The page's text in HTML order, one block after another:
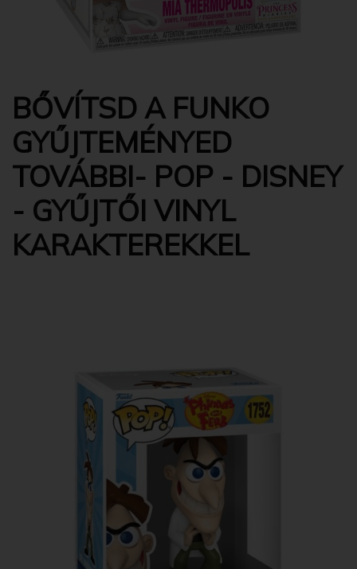
BŐVÍTSD A FUNKO
GYŰJTEMÉNYED
TOVÁBBI- POP - DISNEY
- GYŰJTŐI VINYL
KARAKTEREKKEL